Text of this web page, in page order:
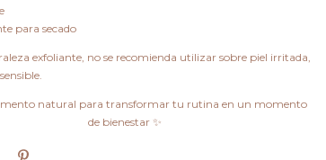
para secado
exfoliante, no se recomienda utilizar sobre piel irritada,
natural para transformar tu rutina en un momento
de bienestar ✨